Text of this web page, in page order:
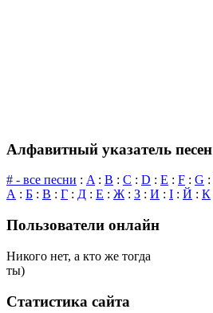
Алфавитный указатель песен
# - все песни : A: B : C : D : E : F : G :
А : Б : В : Г : Д : Е : Ж: З : И : І : Й : К
Пользователи онлайн
Никого нет, а кто же тогда
ты)
Статистика сайта